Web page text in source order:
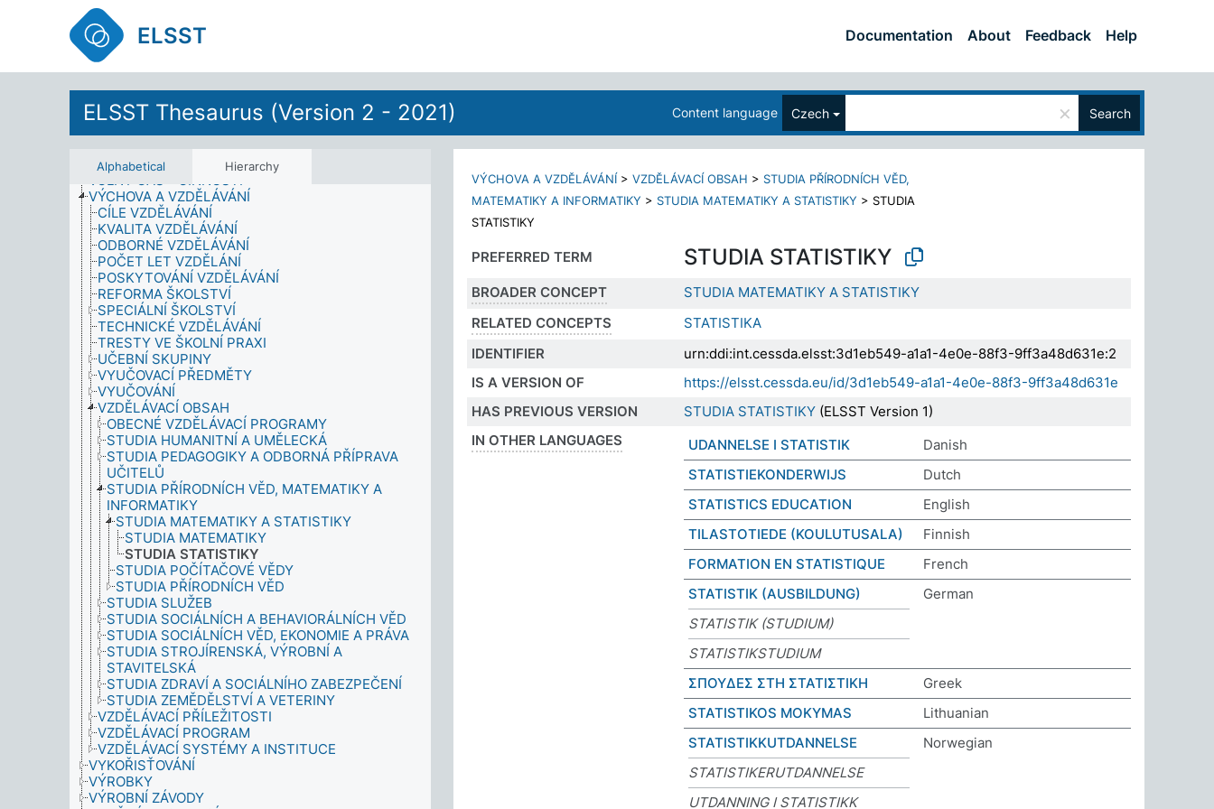
ELSST Documentation About Feedback Help
ELSST Thesaurus (Version 2 - 2021) Content language Czech × Search
Alphabetical Hierarchy
VĚK
VĚKOVÉ SKUPINY
VELIKOST
VEŘEJNÁ POLITIKA
VLÁDA
VLASTNICTVÍ A DRŽBA
VOJENSKÉ OPERACE
VOLIČI
VOLNÝ ČAS - ČINNOSTI
VÝCHOVA A VZDĚLÁVÁNÍ
CÍLE VZDĚLÁVÁNÍ
KVALITA VZDĚLÁVÁNÍ
ODBORNÉ VZDĚLÁVÁNÍ
POČET LET VZDĚLÁNÍ
POSKYTOVÁNÍ VZDĚLÁVÁNÍ
REFORMA ŠKOLSTVÍ
SPECIÁLNÍ ŠKOLSTVÍ
TECHNICKÉ VZDĚLÁVÁNÍ
TRESTY VE ŠKOLNÍ PRAXI
UČEBNÍ SKUPINY
VYUČOVACÍ PŘEDMĚTY
VYUČOVÁNÍ
VZDĚLÁVACÍ OBSAH
OBECNÉ VZDĚLÁVACÍ PROGRAMY
STUDIA HUMANITNÍ A UMĚLECKÁ
STUDIA PEDAGOGIKY A ODBORNÁ PŘÍPRAVA
UČITELŮ
STUDIA PŘÍRODNÍCH VĚD, MATEMATIKY A
INFORMATIKY
STUDIA MATEMATIKY A STATISTIKY
STUDIA MATEMATIKY
STUDIA STATISTIKY
STUDIA POČÍTAČOVÉ VĚDY
STUDIA PŘÍRODNÍCH VĚD
STUDIA SLUŽEB
STUDIA SOCIÁLNÍCH A BEHAVIORÁLNÍCH VĚD
STUDIA SOCIÁLNÍCH VĚD, EKONOMIE A PRÁVA
STUDIA STROJÍRENSKÁ, VÝROBNÍ A
STAVITELSKÁ
STUDIA ZDRAVÍ A SOCIÁLNÍHO ZABEZPEČENÍ
STUDIA ZEMĚDĚLSTVÍ A VETERINY
VZDĚLÁVACÍ PŘÍLEŽITOSTI
VZDĚLÁVACÍ PROGRAM
VZDĚLÁVACÍ SYSTÉMY A INSTITUCE
VYKOŘISŤOVÁNÍ
VÝROBKY
VÝROBNÍ ZÁVODY
VÝCHOVA A VZDĚLÁVÁNÍ > VZDĚLÁVACÍ OBSAH > STUDIA PŘÍRODNÍCH VĚD,
MATEMATIKY A INFORMATIKY > STUDIA MATEMATIKY A STATISTIKY > STUDIA
STATISTIKY
PREFERRED TERM STUDIA STATISTIKY
BROADER CONCEPT
STUDIA MATEMATIKY A STATISTIKY
RELATED CONCEPTS
STATISTIKA
IDENTIFIER
urn:ddi:int.cessda.elsst:3d1eb549-a1a1-4e0e-88f3-9ff3a48d631e:2
IS A VERSION OF
https://elsst.cessda.eu/id/3d1eb549-a1a1-4e0e-88f3-9ff3a48d631e
HAS PREVIOUS VERSION
STUDIA STATISTIKY (ELSST Version 1)
IN OTHER LANGUAGES
UDANNELSE I STATISTIK
Danish
STATISTIEKONDERWIJS
Dutch
STATISTICS EDUCATION
English
TILASTOTIEDE (KOULUTUSALA)
Finnish
FORMATION EN STATISTIQUE
French
STATISTIK (AUSBILDUNG)
German
STATISTIK (STUDIUM)
STATISTIKSTUDIUM
ΣΠΟΥΔΕΣ ΣΤΗ ΣΤΑΤΙΣΤΙΚΗ
Greek
STATISTIKOS MOKYMAS
Lithuanian
STATISTIKKUTDANNELSE
Norwegian
STATISTIKERUTDANNELSE
UTDANNING I STATISTIKK